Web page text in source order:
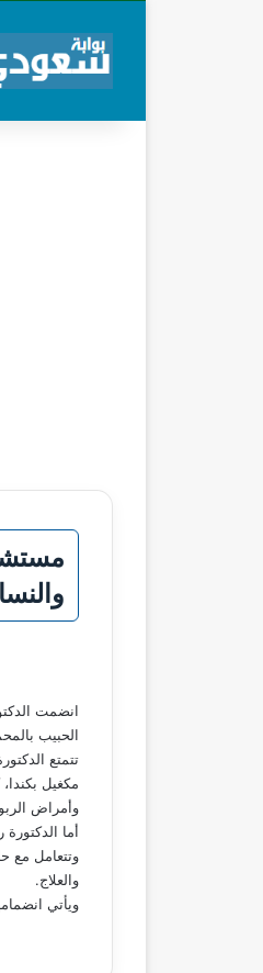
انضمت
الحبيب
مكغيل
وأمراض
أما
وتتعامل مع
والعلاج.
ويأتي